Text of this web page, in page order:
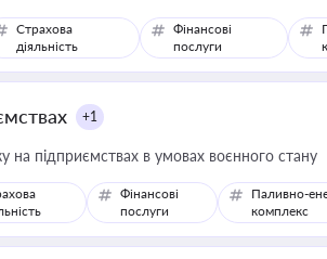
Страхова
діяльність
Фінансові
послуги
+1
на підприємствах в умовах воєнного стану
Фінансові
послуги
Паливно-
комплекс